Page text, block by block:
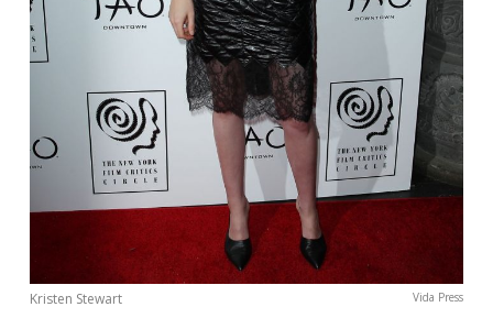
Kristen Stewart Vida Press